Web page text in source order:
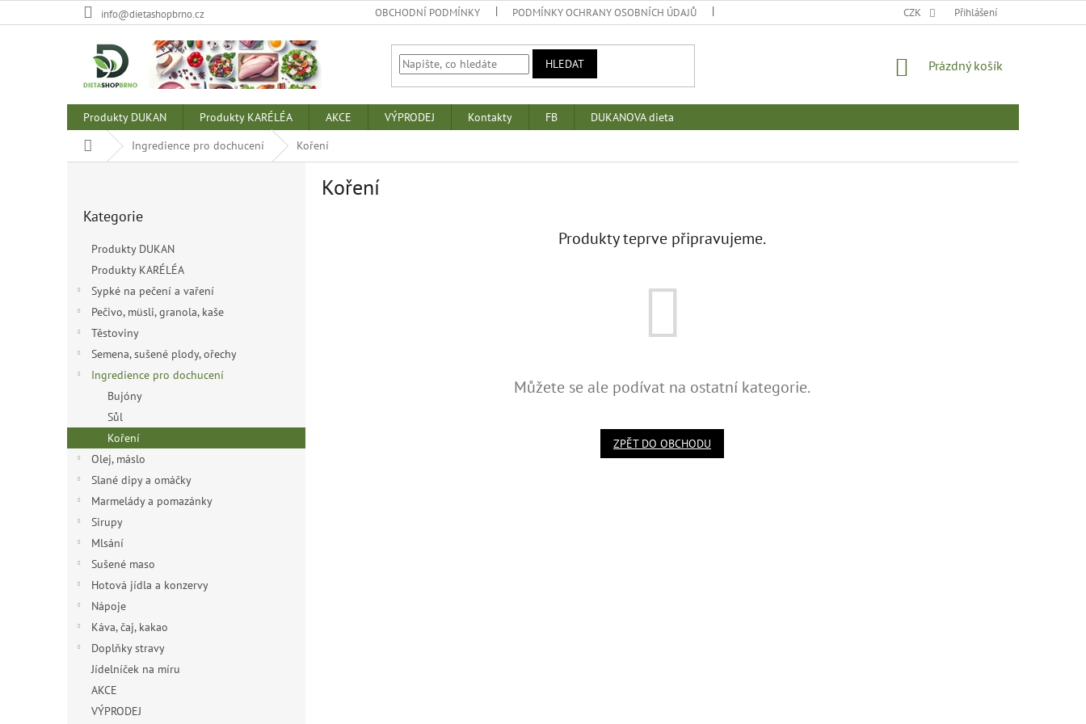
na
info@dietashopbrno.cz OBCHODNÍ PODMÍNKY PODMÍNKY OCHRANY OSOBNÍCH ÚDAJŮ CZK Přihlášení
HLEDAT
NÁKUPNÍ
Prázdný košík
Produkty DUKAN Produkty KARÉLÉA AKCE VÝPRODEJ Kontakty FB
DUKANOVA dieta
Domů
Ingredience pro dochucení Koření
kategorie
Kategorie
Produkty DUKAN
Produkty KARÉLÉA
Sypké na pečení a vaření
Pečivo, müsli, granola, kaše
Těstoviny
Semena, sušené plody, ořechy
Ingredience pro dochucení
Bujóny
Sůl
Koření
Olej, máslo
Slané dipy a omáčky
Marmelády a pomazánky
Sirupy
Mlsání
Sušené maso
Hotová jídla a konzervy
Nápoje
Káva, čaj, kakao
Doplňky stravy
Jídelníček na míru
AKCE
VÝPRODEJ
Koření
Produkty teprve připravujeme.
Můžete se ale podívat na ostatní kategorie.
ZPĚT DO OBCHODU